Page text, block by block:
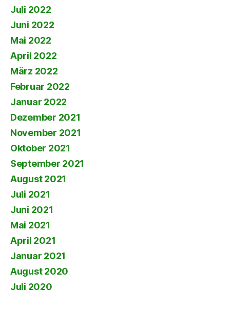
Juli 2022
Juni 2022
Mai 2022
April 2022
März 2022
Februar 2022
Januar 2022
Dezember 2021
November 2021
Oktober 2021
September 2021
August 2021
Juli 2021
Juni 2021
Mai 2021
April 2021
Januar 2021
August 2020
Juli 2020